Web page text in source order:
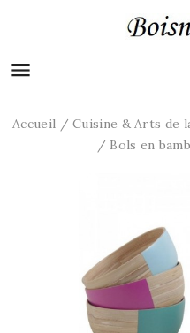

Accueil Cuisine & Arts de
Bols en